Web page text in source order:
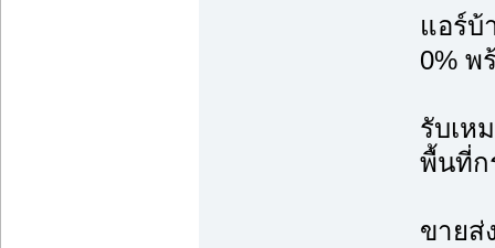
แอร์บ้
0% พ
รับเห
พื้นที่ก
ขายส่